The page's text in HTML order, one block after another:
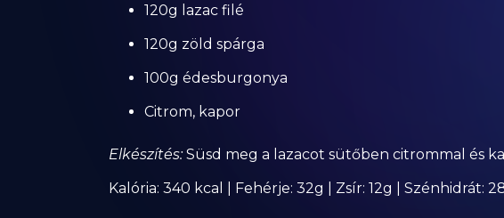
120g lazac filé
120g zöld spárga
100g édesburgonya
Citrom, kapor
Elkészítés:Süsd meg a lazacot sütőben citrommal és
Kalória: 340 kcal | Fehérje: 32g | Zsír: 12g | Szénhidrát: